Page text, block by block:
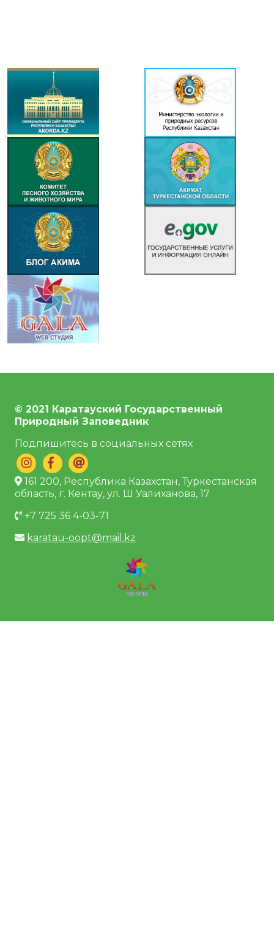
© 2021 Каратауский Государственный
Природный Заповедник
Подпишитесь в социальных сетях
161 200, Республика Казахстан, Туркестанская
область, г. Кентау, ул. Ш Уалиханова, 17
+7 725 36 4-03-71
karatau-oopt@mail.kz